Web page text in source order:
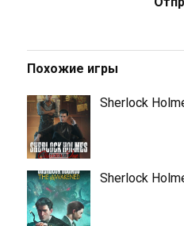
Похожие игры
Sherlock
Sherlock